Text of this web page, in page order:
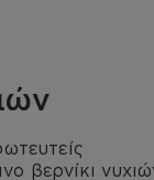
βερνίκι